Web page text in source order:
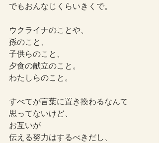
でもおんなじくらいきくで。
ウクライナのことや、
孫のこと、
子供らのこと、
夕食の献立のこと。
わたしらのこと。
すべてが言葉に置き換わるなんて
思ってないけど、
お互いが
伝える努力はするべきだし、